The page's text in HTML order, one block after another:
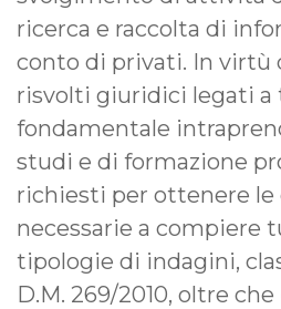
ricerca e raccolta di
conto di privati. In virtù
risvolti giuridici legati a
fondamentale
studi e di formazione
richiesti per ottenere le
necessarie a compiere
tipologie di indagini,
D.M. 269/2010, oltre